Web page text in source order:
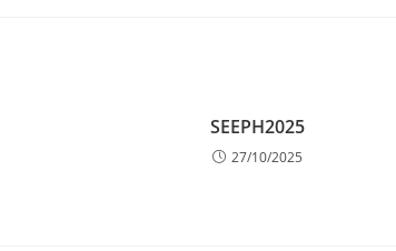
SEEPH2025
27/10/2025